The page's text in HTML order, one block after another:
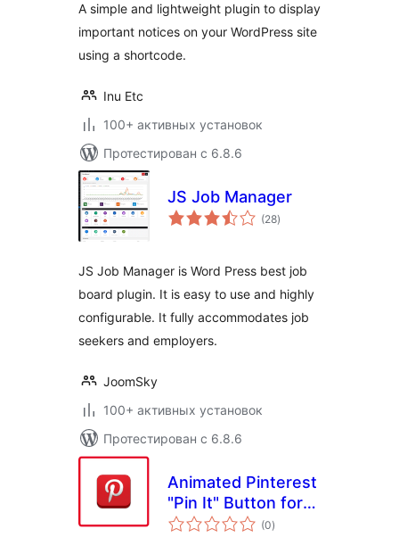
A simple and lightweight plugin to display
important notices on your WordPress site
using a shortcode.
Inu Etc
100+ активных установок
Протестирован с 6.8.6
JS Job Manager
(28общий
рейтинг
)
JS Job Manager is Word Press best job
board plugin. It is easy to use and highly
configurable. It fully accommodates job
seekers and employers.
JoomSky
100+ активных установок
Протестирован с 6.8.6
Animated Pinterest
"Pin It" Button for
Images
(0общий
рейтинг
)